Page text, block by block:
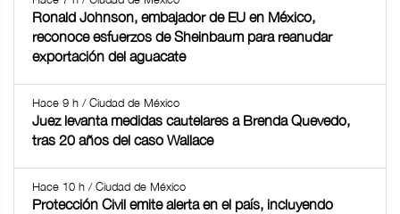
Ronald Johnson, embajador de EU en México,
reconoce esfuerzos de Sheinbaum para reanudar
exportación del aguacate
Hace 9 h / Ciudad de México
Juez levanta medidas cautelares a Brenda Quevedo,
tras 20 años del caso Wallace
Hace 10 h / Ciudad de México
Protección Civil emite alerta en el país, incluyendo